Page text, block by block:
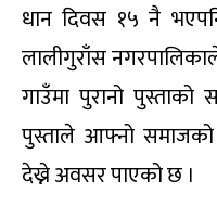
धान दिवस १५ नै
लालीगुराँस
गाउँमा पुरानो
पुस्ताले आफ्नो समाजको
देख्ने अवसर पाएको छ ।